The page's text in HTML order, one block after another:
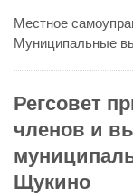
Местное
Муниципальные
Регсовет
членов и
Щукино